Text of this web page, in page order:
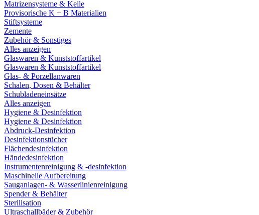
Matrizensysteme & Keile
Provisorische K + B Materialien
Stiftsysteme
Zemente
Zubehör & Sonstiges
Alles anzeigen
Glaswaren & Kunststoffartikel
Glaswaren & Kunststoffartikel
Glas- & Porzellanwaren
Schalen, Dosen & Behälter
Schubladeneinsätze
Alles anzeigen
Hygiene & Desinfektion
Hygiene & Desinfektion
Abdruck-Desinfektion
Desinfektionstücher
Flächendesinfektion
Händedesinfektion
Instrumentenreinigung & -desinfektion
Maschinelle Aufbereitung
Sauganlagen- & Wasserlinienreinigung
Spender & Behälter
Sterilisation
Ultraschallbäder & Zubehör